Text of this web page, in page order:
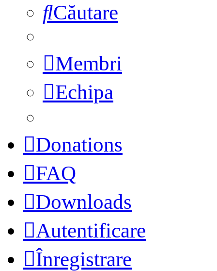
Căutare
Membri
Echipa
Donations
FAQ
Downloads
Autentificare
Înregistrare